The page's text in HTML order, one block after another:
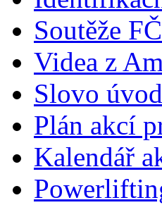
Soutěže
Videa z
Slovo
Plán akcí
Kalendář